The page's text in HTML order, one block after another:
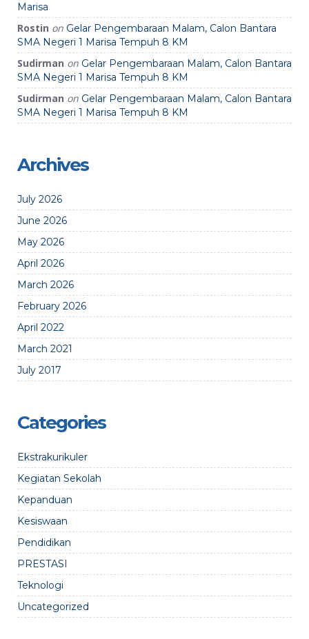
Marisa
Rostin on Gelar Pengembaraan Malam, Calon Bantara
SMA Negeri 1 Marisa Tempuh 8 KM
Sudirman on Gelar Pengembaraan Malam, Calon Bantara
SMA Negeri 1 Marisa Tempuh 8 KM
Sudirman on Gelar Pengembaraan Malam, Calon Bantara
SMA Negeri 1 Marisa Tempuh 8 KM
Archives
July 2026
June 2026
May 2026
April 2026
March 2026
February 2026
April 2022
March 2021
July 2017
Categories
Ekstrakurikuler
Kegiatan Sekolah
Kepanduan
Kesiswaan
Pendidikan
PRESTASI
Teknologi
Uncategorized